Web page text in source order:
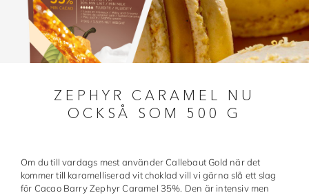
Choklad
Chokladfärger
Förpackningar
Made in Sweden
ZEPHYR CARAMEL NU
OCKSÅ SOM 500 G
Om du till vardags mest använder Callebaut Gold när det
kommer till karamelliserad vit choklad vill vi gärna slå ett slag
för Cacao Barry Zephyr Caramel 35%. Den är intensiv men